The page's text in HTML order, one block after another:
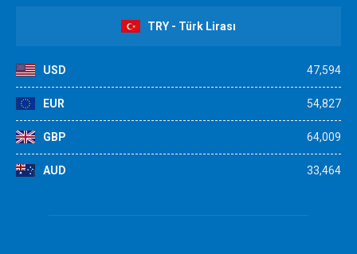
TRY - Türk Lirası
USD 47,594
EUR 54,827
GBP 64,009
AUD 33,464